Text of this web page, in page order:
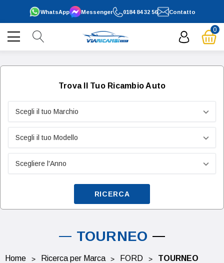
0184 84 32 56
WhatsApp Contatto
Messenger
0
Trova Il Tuo Ricambio Auto
RICERCA
TOURNEO
Home Ricerca per Marca FORD TOURNEO